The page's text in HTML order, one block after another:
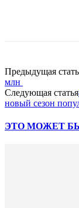
Предыдущая
млн
Следующая статья
новый сезон
ЭТО МОЖЕТ